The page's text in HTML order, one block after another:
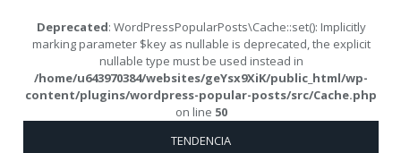
Deprecated: WordPressPopularPosts\Cache::set(): Implicitly
marking parameter $key as nullable is deprecated, the explicit
nullable type must be used instead in
/home/u643970384/websites/geYsx9XiK/public_html/wp-
content/plugins/wordpress-popular-posts/src/Cache.php
on line 50
TENDENCIA